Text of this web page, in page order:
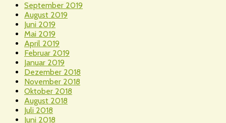
September 2019
August 2019
Juni 2019
Mai 2019
April 2019
Februar 2019
Januar 2019
Dezember 2018
November 2018
Oktober 2018
August 2018
Juli 2018
Juni 2018